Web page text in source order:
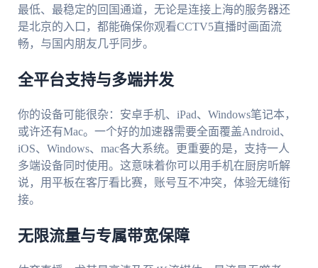
最低、最稳定的回国通道，无论是连接上海的服务器还
是北京的入口，都能确保你观看CCTV5直播时画面流
畅，与国内朋友几乎同步。
全平台支持与多端并发
你的设备可能很杂：安卓手机、iPad、Windows笔记本，
或许还有Mac。一个好的加速器需要全面覆盖Android、
iOS、Windows、mac各大系统。更重要的是，支持一人
多端设备同时使用。这意味着你可以用手机在厨房听解
说，用平板在客厅看比赛，账号互不冲突，体验无缝衔
接。
无限流量与专属带宽保障